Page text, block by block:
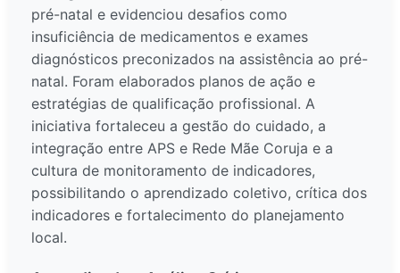
pré-natal e evidenciou desafios como
insuficiência de medicamentos e exames
diagnósticos preconizados na assistência ao pré-
natal. Foram elaborados planos de ação e
estratégias de qualificação profissional. A
iniciativa fortaleceu a gestão do cuidado, a
integração entre APS e Rede Mãe Coruja e a
cultura de monitoramento de indicadores,
possibilitando o aprendizado coletivo, crítica dos
indicadores e fortalecimento do planejamento
local.